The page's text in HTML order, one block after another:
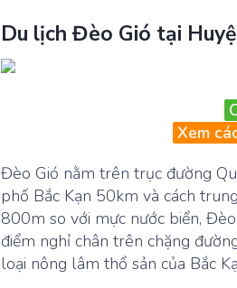
Du lịch Đèo Gió tại
Xem
Đèo Gió nằm trên trục đường
phố Bắc Kạn 50km và cách
800m so với mực nước biển,
điểm nghỉ chân trên chặng
loại nông lâm thổ sản của Bắc